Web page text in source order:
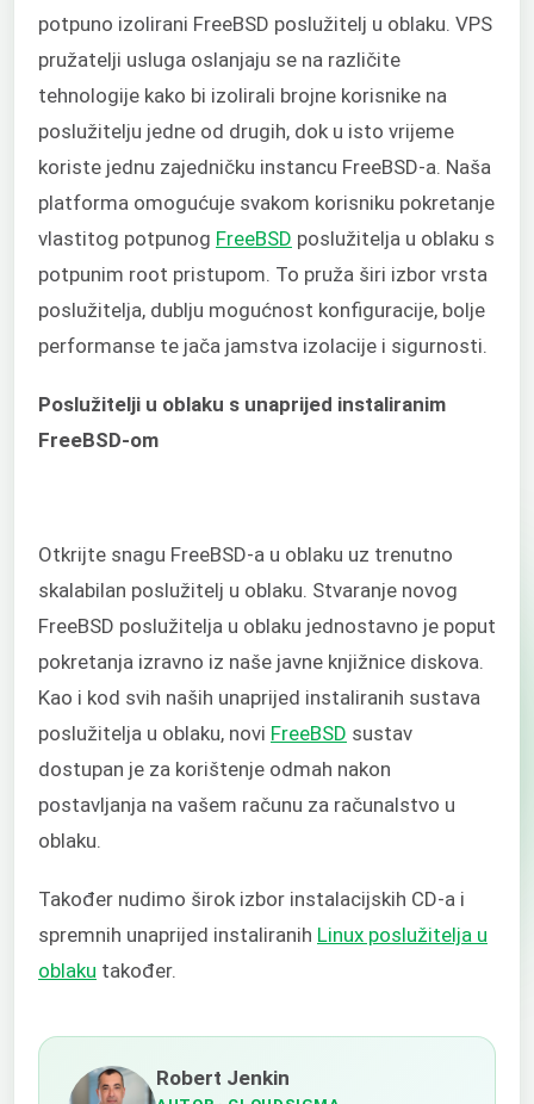
potpuno izolirani FreeBSD poslužitelj u oblaku. VPS
pružatelji usluga oslanjaju se na različite
tehnologije kako bi izolirali brojne korisnike na
poslužitelju jedne od drugih, dok u isto vrijeme
koriste jednu zajedničku instancu FreeBSD-a. Naša
platforma omogućuje svakom korisniku pokretanje
vlastitog potpunog FreeBSD poslužitelja u oblaku s
potpunim root pristupom. To pruža širi izbor vrsta
poslužitelja, dublju mogućnost konfiguracije, bolje
performanse te jača jamstva izolacije i sigurnosti.
Poslužitelji u oblaku s unaprijed instaliranim
FreeBSD-om
Otkrijte snagu FreeBSD-a u oblaku uz trenutno
skalabilan poslužitelj u oblaku. Stvaranje novog
FreeBSD poslužitelja u oblaku jednostavno je poput
pokretanja izravno iz naše javne knjižnice diskova.
Kao i kod svih naših unaprijed instaliranih sustava
poslužitelja u oblaku, novi FreeBSD sustav
dostupan je za korištenje odmah nakon
postavljanja na vašem računu za računalstvo u
oblaku.
Također nudimo širok izbor instalacijskih CD-a i
spremnih unaprijed instaliranih Linux poslužitelja u
oblaku također.
Robert Jenkin